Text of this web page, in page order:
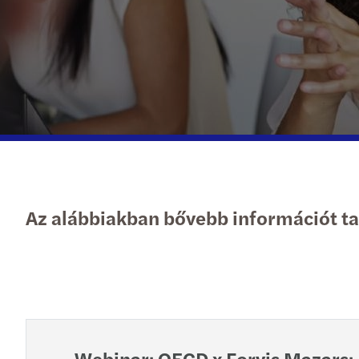
Az alábbiakban bővebb információt